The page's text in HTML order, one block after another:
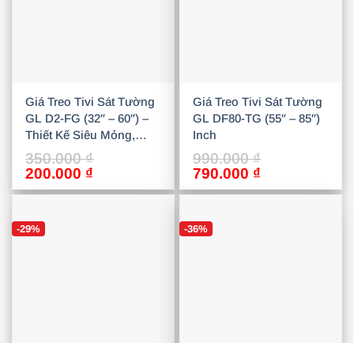
Giá Treo Tivi Sát Tường
GL D2-FG (32″ – 60″) –
Thiết Kế Siêu Mỏng,
Chịu Lực Cao
350.000₫
Giá
gốc
350.000 ₫.
200.000 ₫
hiện
Giá Treo Tivi Sát Tường
GL DF80-TG (55″ – 85″)
Inch
990.000₫
Giá
gốc
990.000 ₫.
790.000 ₫
hiện
-29% -36%